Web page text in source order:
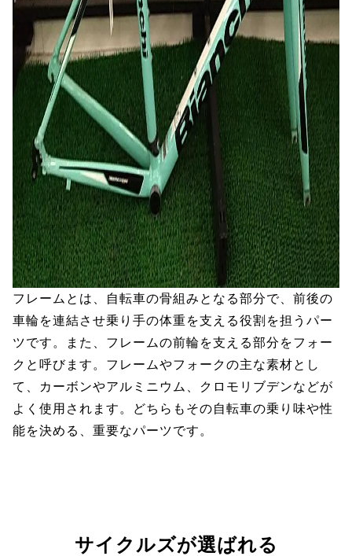
フレームとは、自転車の骨組みとなる部分で、前後の
車輪を連結させ乗り手の体重を支える役割を担うパー
ツです。また、フレームの前輪を支える部分をフォー
クと呼びます。フレームやフォークの主な素材とし
て、カーボンやアルミニウム、クロモリブデンなどが
よく使用されます。どちらもその自転車の乗り味や性
能を決める、重要なパーツです。
サイクルズが選ばれる